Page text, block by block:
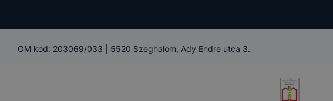
OM kód: 203069/033 5520 Szeghalom, Ady Endre utca 3.